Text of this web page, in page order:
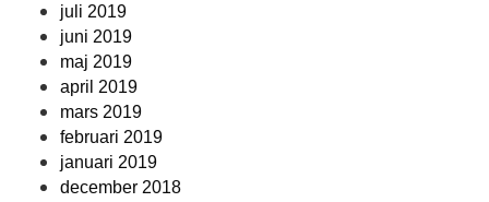
juli 2019
juni 2019
maj 2019
april 2019
mars 2019
februari 2019
januari 2019
december 2018